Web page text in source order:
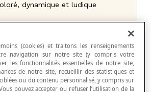
dynamique et ludique
qu’il aurait rêvé d’avoir
Un monde d’aventures et
où le jeu et le plaisir sont au
«Je cherche à
intérêt en créant un univers
(cookies) et traitons les renseignements
navigation sur notre site (y compris votre
les fonctionnalités essentielles de notre site,
de notre site, recueillir des statistiques et
ou du contenu personnalisé, y compris sur
pouvez accepter ou refuser l’utilisation de la